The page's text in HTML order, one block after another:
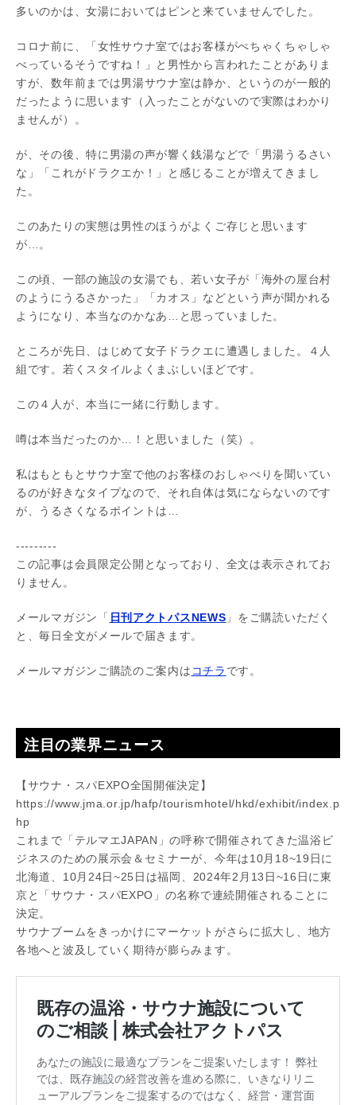
多いのかは、女湯においてはピンと来ていませんでした。
コロナ前に、「女性サウナ室ではお客様がぺちゃくちゃしゃ
べっているそうですね！」と男性から言われたことがありま
すが、数年前までは男湯サウナ室は静か、というのが一般的
だったように思います（入ったことがないので実際はわかり
ませんが）。
が、その後、特に男湯の声が響く銭湯などで「男湯うるさい
な」「これがドラクエか！」と感じることが増えてきまし
た。
このあたりの実態は男性のほうがよくご存じと思います
が…。
この頃、一部の施設の女湯でも、若い女子が「海外の屋台村
のようにうるさかった」「カオス」などという声が聞かれる
ようになり、本当なのかなあ…と思っていました。
ところが先日、はじめて女子ドラクエに遭遇しました。４人
組です。若くスタイルよくまぶしいほどです。
この４人が、本当に一緒に行動します。
噂は本当だったのか…！と思いました（笑）。
私はもともとサウナ室で他のお客様のおしゃべりを聞いてい
るのが好きなタイプなので、それ自体は気にならないのです
が、うるさくなるポイントは…
---------
この記事は会員限定公開となっており、全文は表示されてお
りません。
メールマガジン「 日刊アクトパスNEWS 」をご購読いただく
と、毎日全文がメールで届きます。
メールマガジンご購読のご案内は コチラ です。
注目の業界ニュース
【サウナ・スパEXPO全国開催決定】
https://www.jma.or.jp/hafp/tourismhotel/hkd/exhibit/index.p
hp
これまで「テルマエJAPAN」の呼称で開催されてきた温浴ビ
ジネスのための展示会＆セミナーが、今年は10月18~19日に
北海道、10月24日~25日は福岡、2024年2月13日~16日に東
京と「サウナ・スパEXPO」の名称で連続開催されることに
決定。
サウナブームをきっかけにマーケットがさらに拡大し、地方
各地へと波及していく期待が膨らみます。